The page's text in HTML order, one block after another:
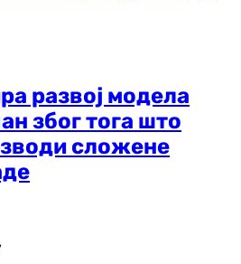
развој модела
због тога што
сложене